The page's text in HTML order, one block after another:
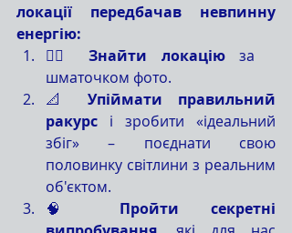
локації передбачав невпинну
енергію:
🏃‍♂️ Знайти локацію за
шматочком фото.
📐 Упіймати правильний
ракурс і зробити «ідеальний
збіг» – поєднати свою
половинку світлини з реальним
об'єктом.
🧠 Пройти секретні